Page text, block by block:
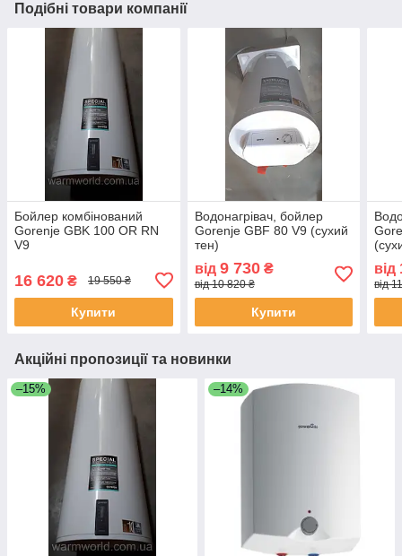
Подібні товари компанії
Бойлер комбінований
Gorenje GBK 100 OR RN
V9
16 620 ₴ 19 550 ₴
Купити
Водонагрівач, бойлер
Gorenje GBF 80 V9 (сухий
тен)
від 9 730₴
від 10 820 ₴
Купити
від
від
Акційні пропозиції та новинки
–15% –14%